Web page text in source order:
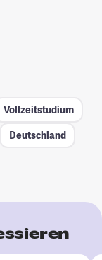
Vollzeitstudium
Deutschland